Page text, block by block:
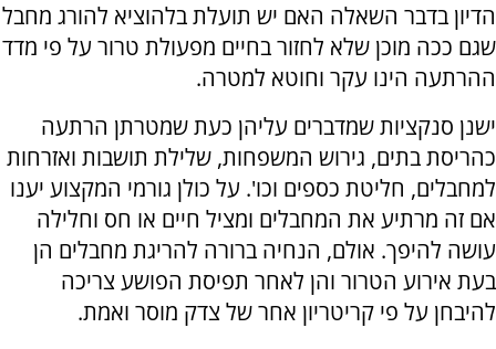
הדיון בדבר השאלה האם יש תועלת בלהוציא להורג מחבל
שגם ככה מוכן שלא לחזור בחיים מפעולת טרור על פי מדד
ההרתעה הינו עקר וחוטא למטרה.
ישנן סנקציות שמדברים עליהן כעת שמטרתן הרתעה
כהריסת בתים, גירוש המשפחות, שלילת תושבות ואזרחות
למחבלים, חליטת כספים וכו'. על כולן גורמי המקצוע יענו
אם זה מרתיע את המחבלים ומציל חיים או חס וחלילה
עושה להיפך. אולם, הנחיה ברורה להריגת מחבלים הן
בעת אירוע הטרור והן לאחר תפיסת הפושע צריכה
להיבחן על פי קריטריון אחר של צדק מוסר ואמת.